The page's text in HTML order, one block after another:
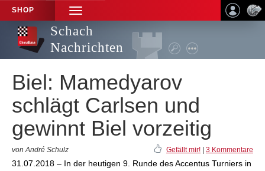
SHOP
TOGGLE
NAVIGATION
Schach
Nachrichten
Biel: Mamedyarov
schlägt Carlsen und
gewinnt Biel vorzeitig
von André Schulz Gefällt mir! 3 Kommentare
31.07.2018 – In der heutigen 9. Runde des Accentus Turniers in